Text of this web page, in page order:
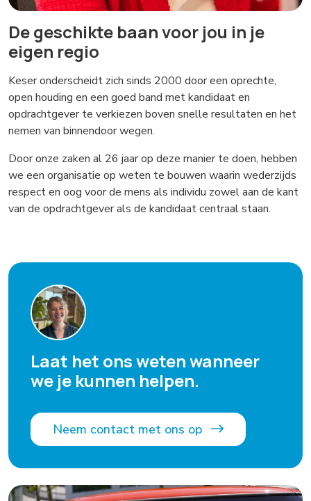
De geschikte baan voor jou in je
eigen regio
Keser onderscheidt zich sinds 2000 door een oprechte,
open houding en een goed band met kandidaat en
opdrachtgever te verkiezen boven snelle resultaten en het
nemen van binnendoor wegen.
Door onze zaken al 26 jaar op deze manier te doen, hebben
we een organisatie op weten te bouwen waarin wederzijds
respect en oog voor de mens als individu zowel aan de kant
van de opdrachtgever als de kandidaat centraal staan.
Laat het ons weten wanneer
we je kunnen helpen.
Neem contact met ons op